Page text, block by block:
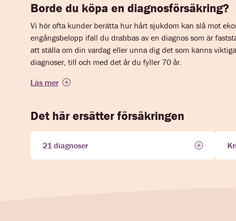
Borde du köpa en diagnosförsäkring?
Vi hör ofta kunder berätta hur hårt sjukdom kan slå mot
engångsbelopp ifall du drabbas av en diagnos som är
att ställa om din vardag eller unna dig det som känns
diagnoser, till och med det år du fyller 70 år.
Läs mer
Det här ersätter försäkringen
21 diagnoser